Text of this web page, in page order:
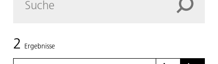
2 Ergebnisse